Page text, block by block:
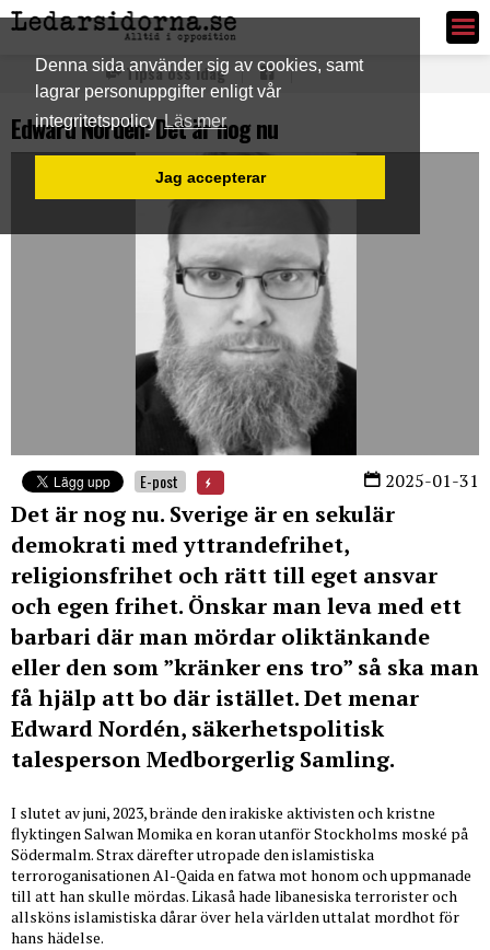
Denna sida använder sig av cookies, samt
lagrar personuppgifter enligt vår
integritetspolicyLäs mer
Jag accepterar
Ledarsidorna.se
Tipsa oss idag
Edward Nordén: Det är nog nu
2025-01-31
E-post
Det är nog nu. Sverige är en sekulär
demokrati med yttrandefrihet,
religionsfrihet och rätt till eget ansvar
och egen frihet. Önskar man leva med ett
barbari där man mördar oliktänkande
eller den som ”kränker ens tro” så ska man
få hjälp att bo där istället. Det menar
Edward Nordén, säkerhetspolitisk
talesperson Medborgerlig Samling.
I slutet av juni, 2023, brände den irakiske aktivisten och kristne
flyktingen Salwan Momika en koran utanför Stockholms moské på
Södermalm. Strax därefter utropade den islamistiska
terroroganisationen Al-Qaida en fatwa mot honom och uppmanade
till att han skulle mördas. Likaså hade libanesiska terrorister och
allsköns islamistiska dårar över hela världen uttalat mordhot för
hans hädelse.